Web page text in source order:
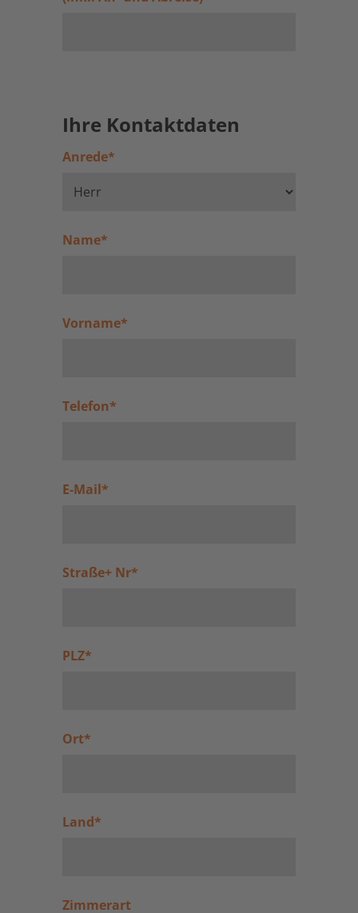
Ihre Kontaktdaten
Anrede*
Name*
Vorname*
Telefon*
E-Mail*
Straße+ Nr*
PLZ*
Ort*
Land*
Zimmerart